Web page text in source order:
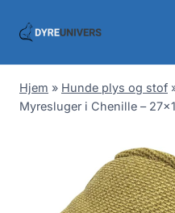
Hjem » Hunde plys og stof
Myresluger i Chenille –